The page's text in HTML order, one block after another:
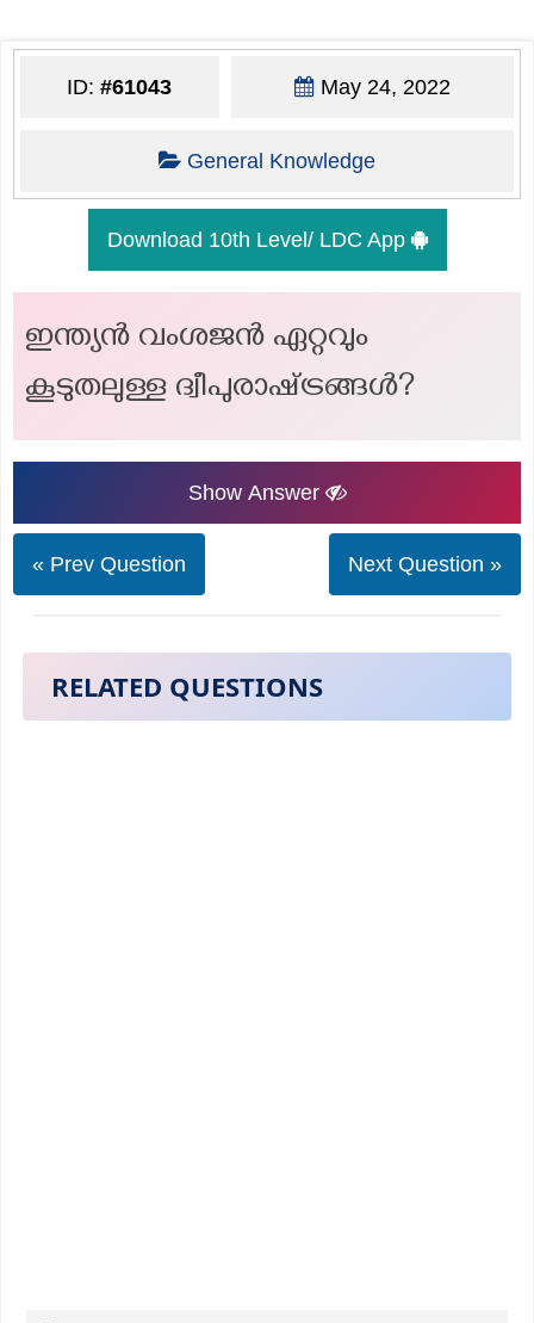
ID:#61043 May 24, 2022
General Knowledge
Download 10th Level/ LDC App
ഇന്ത്യൻ വംശജൻ ഏറ്റവും
കൂടുതലുള്ള ദ്വീപുരാഷ്‌ട്രങ്ങൾ?
Show Answer
« Prev Question Next Question »
RELATED QUESTIONS